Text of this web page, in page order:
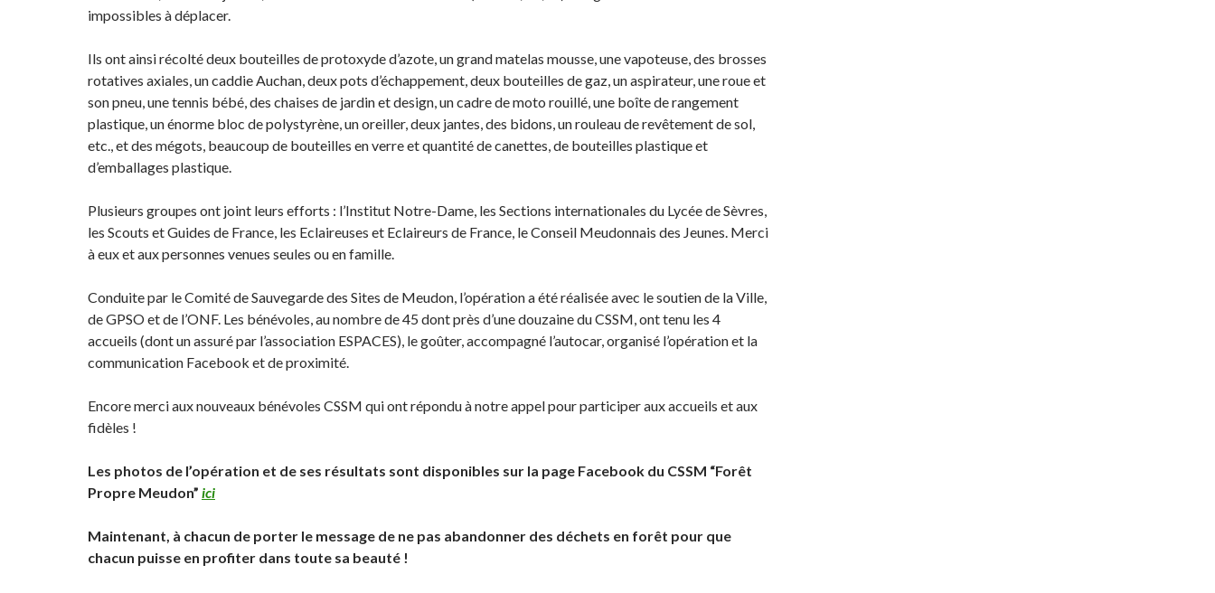
impossibles à déplacer.
Ils ont ainsi récolté deux bouteilles de protoxyde d’azote, un grand matelas mousse, une vapoteuse, des brosses
rotatives axiales, un caddie Auchan, deux pots d’échappement, deux bouteilles de gaz, un aspirateur, une roue et
son pneu, une tennis bébé, des chaises de jardin et design, un cadre de moto rouillé, une boîte de rangement
plastique, un énorme bloc de polystyrène, un oreiller, deux jantes, des bidons, un rouleau de revêtement de sol,
etc., et des mégots, beaucoup de bouteilles en verre et quantité de canettes, de bouteilles plastique et
d’emballages plastique.
Plusieurs groupes ont joint leurs efforts : l’Institut Notre-Dame, les Sections internationales du Lycée de Sèvres,
les Scouts et Guides de France, les Eclaireuses et Eclaireurs de France, le Conseil Meudonnais des Jeunes. Merci
à eux et aux personnes venues seules ou en famille.
Conduite par le Comité de Sauvegarde des Sites de Meudon, l’opération a été réalisée avec le soutien de la Ville,
de GPSO et de l’ONF. Les bénévoles, au nombre de 45 dont près d’une douzaine du CSSM, ont tenu les 4
accueils (dont un assuré par l’association ESPACES), le goûter, accompagné l’autocar, organisé l’opération et la
communication Facebook et de proximité.
Encore merci aux nouveaux bénévoles CSSM qui ont répondu à notre appel pour participer aux accueils et aux
fidèles !
Les photos de l’opération et de ses résultats sont disponibles sur la page Facebook du CSSM “Forêt
Propre Meudon” ici
Maintenant, à chacun de porter le message de ne pas abandonner des déchets en forêt pour que
chacun puisse en profiter dans toute sa beauté !